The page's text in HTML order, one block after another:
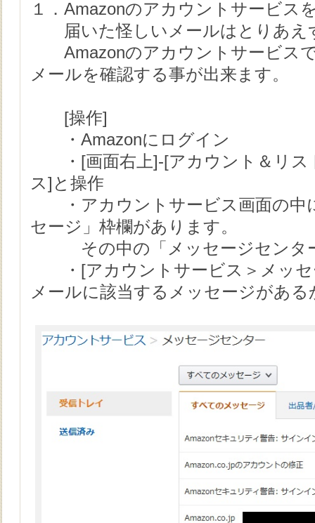
１．Amazonのアカウントサービス
届いた怪しいメールはとりあえ
Amazonのアカウントサービスで
メールを確認する事が出来ます。
[操作]
・Amazonにログイン
・[画面右上]-[アカウント＆リス
ス]と操作
・アカウントサービス画面の中
セージ」枠欄があります。
その中の「メッセージセンタ
・[アカウントサービス＞メッセ
メールに該当するメッセージがある